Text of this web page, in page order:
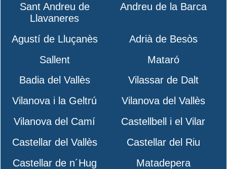
Sant Andreu de
Llavaneres
Andreu de la Barca
Agustí de Lluçanès
Adrià de Besòs
Sallent
Mataró
Badia del Vallès
Vilassar de Dalt
Vilanova i la Geltrú
Vilanova del Vallès
Vilanova del Camí
Castellbell i el Vilar
Castellar del Vallès
Castellar del Riu
Castellar de n´Hug
Matadepera